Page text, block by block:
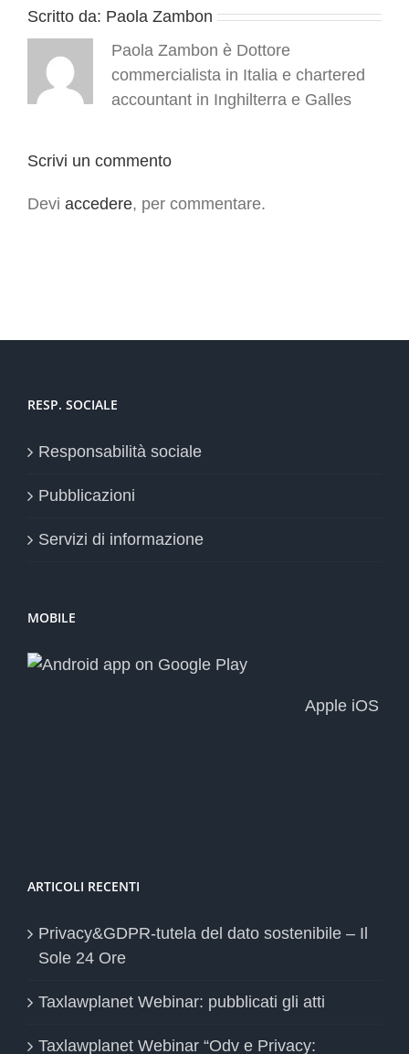
Scritto da: Paola Zambon
Paola Zambon è Dottore
commercialista in Italia e chartered
accountant in Inghilterra e Galles
Scrivi un commento
Devi accedere, per commentare.
RESP. SOCIALE
Responsabilità sociale
Pubblicazioni
Servizi di informazione
MOBILE
Apple iOS
ARTICOLI RECENTI
Privacy&GDPR-tutela del dato sostenibile – Il
Sole 24 Ore
Taxlawplanet Webinar: pubblicati gli atti
Taxlawplanet Webinar “Odv e Privacy: